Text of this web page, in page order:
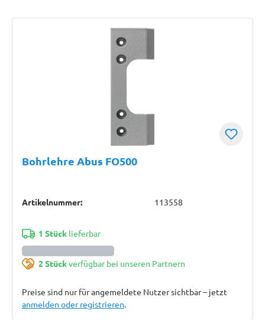
Bohrlehre Abus FO500
Artikelnummer: 113558
1 Stücklieferbar
2 Stückverfügbar bei unseren Partnern
Preise sind nur für angemeldete Nutzer sichtbar – jetzt
anmelden oder registrieren.